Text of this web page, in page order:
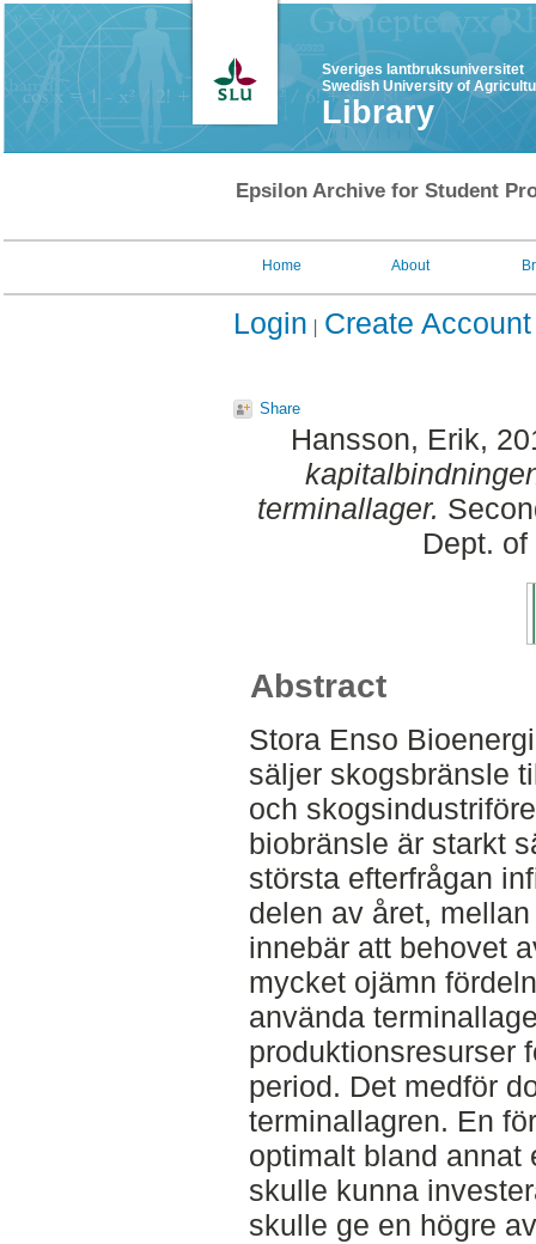
Sveriges lantbruksuniversitet
Swedish University of
Library
Epsilon Archive for Student
Home About
Login Create Account
Share
Hansson, Erik,
terminallager.
Dept.
Abstract
Stora Enso
säljer skogsbränsle
och
biobränsle är starkt
största efterfrågan
delen av året,
innebär att behovet
mycket ojämn
använda
produktionsresurser
period. Det medför
terminallagren. En
optimalt bland annat
skulle kunna
skulle ge en högre